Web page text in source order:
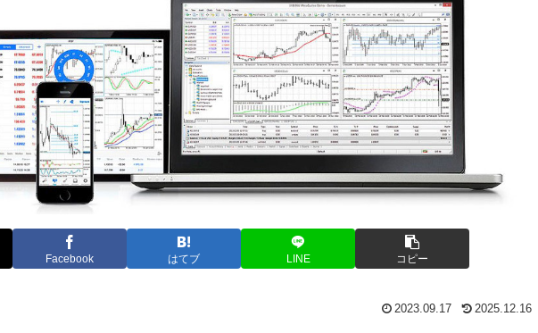
Facebook はてブ LINE コピー
2023.09.17 2025.12.16